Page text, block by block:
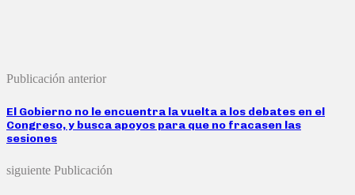
Publicación anterior
El Gobierno no le encuentra la vuelta a los debates en el
Congreso, y busca apoyos para que no fracasen las
sesiones
siguiente Publicación